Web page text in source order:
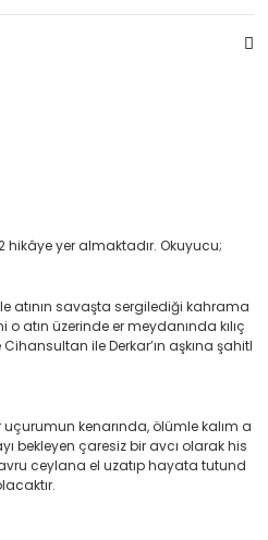
hikâye yer almaktadır. Okuyucu;
atının savaşta sergilediği kahrama
atın üzerinde er meydanında kılıç
ile Derkar’ın aşkına şahitl
kenarında, ölümle kalım a
bekleyen çaresiz bir avcı olarak his
ceylana el uzatıp hayata tutund